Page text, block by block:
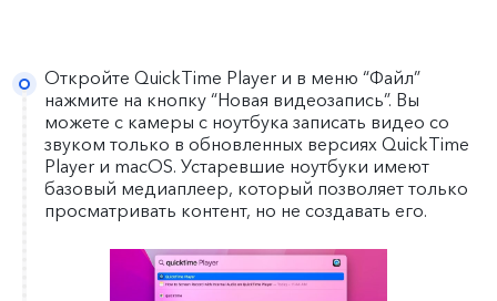
Откройте QuickTime Player и в меню “Файл”
нажмите на кнопку “Новая видеозапись”. Вы
можете с камеры с ноутбука записать видео со
звуком только в обновленных версиях QuickTime
Player и macOS. Устаревшие ноутбуки имеют
базовый медиаплеер, который позволяет только
просматривать контент, но не создавать его.